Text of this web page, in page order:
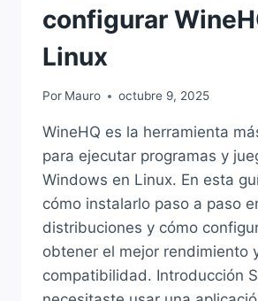
configurar
Linux
Por Mauro octubre 9, 2025
WineHQ es la herramienta
para ejecutar programas y
Windows en Linux. En esta
cómo instalarlo paso a paso
distribuciones y cómo
obtener el mejor rendimiento
compatibilidad. Introducción